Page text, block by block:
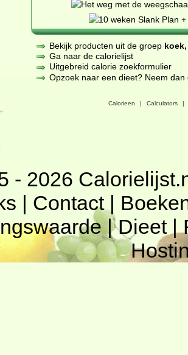
Bekijk producten uit de groep
Ga naar de calorielijst
Uitgebreid calorie zoekformulier
Opzoek naar een dieet? Neem
Calorieen | Calculators |
- 2026
| Contact|
|Dieet|